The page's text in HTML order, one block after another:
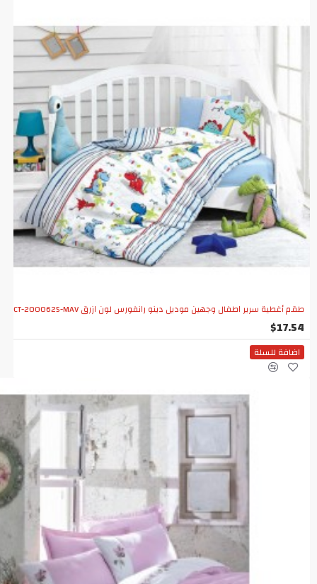
طقم أغطية سرير اطفال وجهين موديل دينو رانفورس لون ازرق CT-2000625-MAV
$17.54
اضافة للسلة